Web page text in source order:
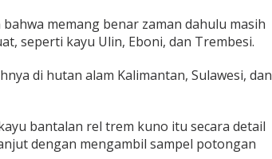
memang benar zaman dahulu masih
seperti kayu Ulin, Eboni, dan Trembesi.
di hutan alam Kalimantan, Sulawesi, dan
bantalan rel trem kuno itu secara detail
dengan mengambil sampel potongan